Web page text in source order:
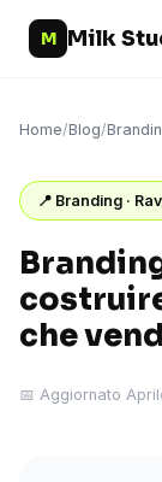
M Milk
Home/Blog/
📍 Branding ·
che
📅 Aggiornato